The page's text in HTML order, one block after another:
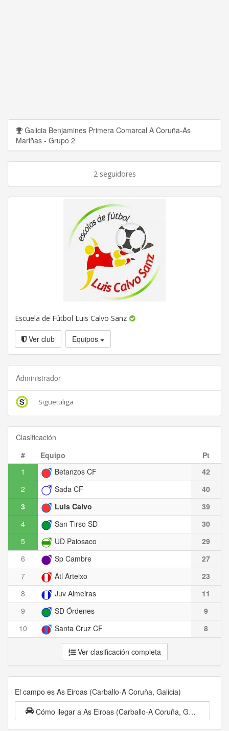
Galicia Benjamines Primera Comarcal A Coruña-As
Mariñas - Grupo 2
2 seguidores
Escuela de Fútbol Luis Calvo Sanz
Ver club Equipos
Administrador
Siguetuliga
Clasificación
#
Equipo
Pt
1
Betanzos CF
42
2
Sada CF
40
3
Luis Calvo
39
4
San Tirso SD
30
5
UD Paiosaco
29
6
Sp Cambre
27
7
Atl Arteixo
23
8
Juv Almeiras
11
9
SD Órdenes
9
10
Santa Cruz CF 8
Ver clasificación completa
El campo es As Eiroas (Carballo-A Coruña, Galicia)
Cómo llegar a As Eiroas (Carballo-A Coruña, Galicia)